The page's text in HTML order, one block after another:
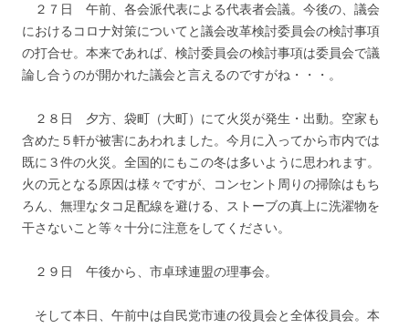
２７日 午前、各会派代表による代表者会議。今後の、議会
におけるコロナ対策についてと議会改革検討委員会の検討事項
の打合せ。本来であれば、検討委員会の検討事項は委員会で議
論し合うのが開かれた議会と言えるのですがね・・・。
２８日 夕方、袋町（大町）にて火災が発生・出動。空家も
含めた５軒が被害にあわれました。今月に入ってから市内では
既に３件の火災。全国的にもこの冬は多いように思われます。
火の元となる原因は様々ですが、コンセント周りの掃除はもち
ろん、無理なタコ足配線を避ける、ストーブの真上に洗濯物を
干さないこと等々十分に注意をしてください。
２９日 午後から、市卓球連盟の理事会。
そして本日、午前中は自民党市連の役員会と全体役員会。本